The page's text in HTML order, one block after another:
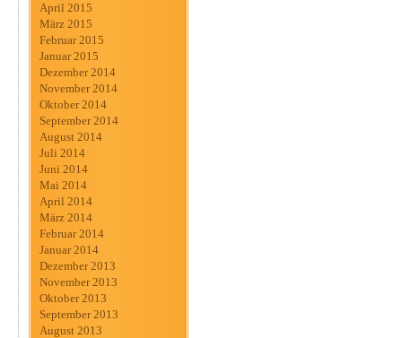
April 2015
März 2015
Februar 2015
Januar 2015
Dezember 2014
November 2014
Oktober 2014
September 2014
August 2014
Juli 2014
Juni 2014
Mai 2014
April 2014
März 2014
Februar 2014
Januar 2014
Dezember 2013
November 2013
Oktober 2013
September 2013
August 2013